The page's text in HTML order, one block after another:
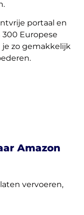
portaal en
Europese
je zo gemakkelijk
Amazon
vervoeren,